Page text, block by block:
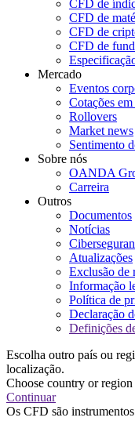
CFD de
CFD de
CFD de
CFD de
Mercado
Eventos
Cotações
Rollovers
Market news
Sentimento
Sobre nós
OANDA
Carreira
Outros
Documentos
Notícias
Atualizações
Exclusão de
Informação
Política de
Declaração
Definições
Escolha outro país ou
localização.
Choose country or region
Continuar
Os CFD são